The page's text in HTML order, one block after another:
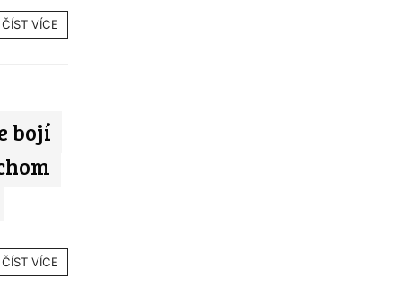
ČÍST VÍCE
bojí
ČÍST VÍCE